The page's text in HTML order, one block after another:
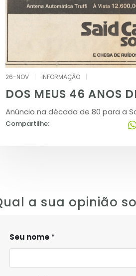
26-NOV INFORMAÇÃO
DOS MEUS 46 ANOS
Anúncio na década de 80 para a
Compartilhe:
a sua opinião
Seu nome